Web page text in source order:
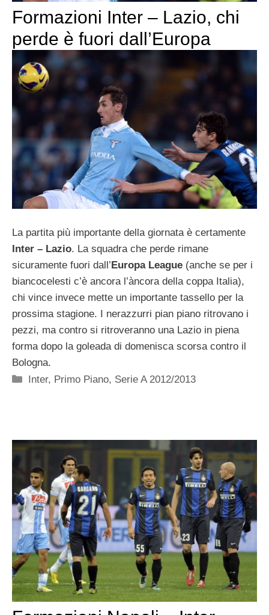
Formazioni Inter – Lazio, chi
perde è fuori dall’Europa
La partita più importante della giornata è certamente
Inter – Lazio. La squadra che perde rimane
sicuramente fuori dall’Europa League (anche se per i
biancocelesti c’è ancora l’àncora della coppa Italia),
chi vince invece mette un importante tassello per la
prossima stagione. I nerazzurri pian piano ritrovano i
pezzi, ma contro si ritroveranno una Lazio in piena
forma dopo la goleada di domenisca scorsa contro il
Bologna.
Categorie
Inter, Primo Piano, Serie A 2012/2013